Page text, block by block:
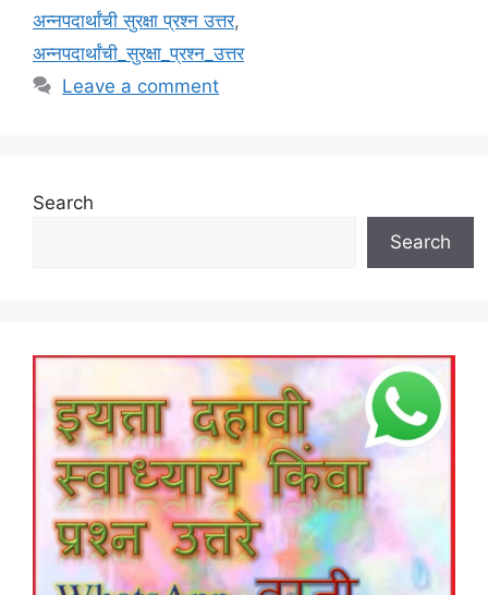
अन्नपदार्थांची सुरक्षा प्रश्न उत्तर,
अन्नपदार्थांची_सुरक्षा_प्रश्न_उत्तर
Leave a comment
Search
Search